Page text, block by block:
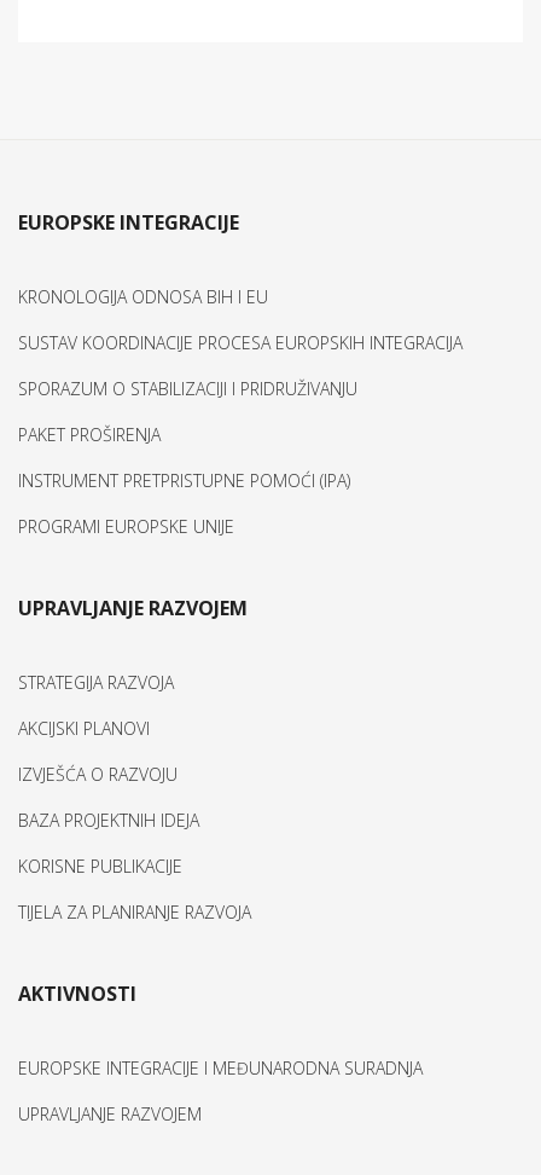
EUROPSKE INTEGRACIJE
KRONOLOGIJA ODNOSA BIH I EU
SUSTAV KOORDINACIJE PROCESA EUROPSKIH INTEGRACIJA
SPORAZUM O STABILIZACIJI I PRIDRUŽIVANJU
PAKET PROŠIRENJA
INSTRUMENT PRETPRISTUPNE POMOĆI (IPA)
PROGRAMI EUROPSKE UNIJE
UPRAVLJANJE RAZVOJEM
STRATEGIJA RAZVOJA
AKCIJSKI PLANOVI
IZVJEŠĆA O RAZVOJU
BAZA PROJEKTNIH IDEJA
KORISNE PUBLIKACIJE
TIJELA ZA PLANIRANJE RAZVOJA
AKTIVNOSTI
EUROPSKE INTEGRACIJE I MEĐUNARODNA SURADNJA
UPRAVLJANJE RAZVOJEM